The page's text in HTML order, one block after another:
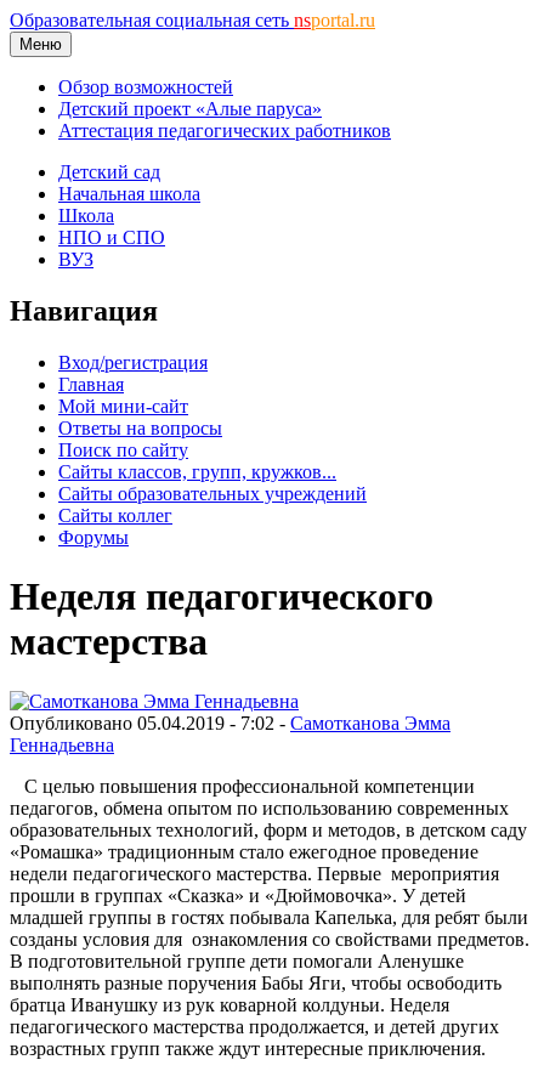
Образовательная социальная сеть nsportal.ru
Меню
Обзор возможностей
Детский проект «Алые паруса»
Аттестация педагогических работников
Детский сад
Начальная школа
Школа
НПО и СПО
ВУЗ
Навигация
Вход/регистрация
Главная
Мой мини-сайт
Ответы на вопросы
Поиск по сайту
Сайты классов, групп, кружков...
Сайты образовательных учреждений
Сайты коллег
Форумы
Неделя педагогического
мастерства
Опубликовано 05.04.2019 - 7:02 - Самотканова Эмма
Геннадьевна
С целью повышения профессиональной компетенции
педагогов, обмена опытом по использованию современных
образовательных технологий, форм и методов, в детском саду
«Ромашка» традиционным стало ежегодное проведение
недели педагогического мастерства. Первые мероприятия
прошли в группах «Сказка» и «Дюймовочка». У детей
младшей группы в гостях побывала Капелька, для ребят были
созданы условия для ознакомления со свойствами предметов.
В подготовительной группе дети помогали Аленушке
выполнять разные поручения Бабы Яги, чтобы освободить
братца Иванушку из рук коварной колдуньи. Неделя
педагогического мастерства продолжается, и детей других
возрастных групп также ждут интересные приключения.